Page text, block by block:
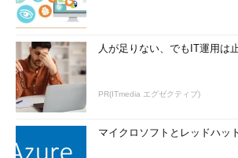
カスタムロールのデプロイが完了したら、
ントを生成する。以下では、主にAutomation
する「main.bicep
」と、作成したカスタム
アカウントに割り当てる「
プレートファイルに分割して例示している。
// ファイル： main.bicep
人が足りない、でもIT運用は
PR(ITmedia エグゼクティブ)
マイクロソフトとレッドハッ